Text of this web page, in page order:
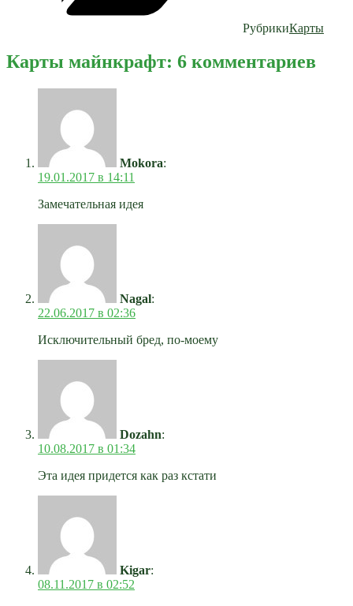
РубрикиКарты
Карты майнкрафт: 6 комментариев
Mokora:
19.01.2017 в 14:11
Замечательная идея
Nagal:
22.06.2017 в 02:36
Исключительный бред, по-моему
Dozahn:
10.08.2017 в 01:34
Эта идея придется как раз кстати
Kigar:
08.11.2017 в 02:52